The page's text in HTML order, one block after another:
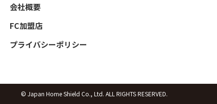
会社概要
FC加盟店
プライバシーポリシー
© Japan Home Shield Co., Ltd. ALL RIGHTS RESERVED.